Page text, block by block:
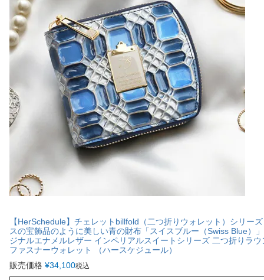
【HerSchedule】チェレットbillfold（二つ折りウォレット）シリー
スの宝飾品のように美しい青の財布「スイスブルー（Swiss Blue）
ジナルエナメルレザー インペリアルスイートシリーズ 二つ折りラウ
ファスナーウォレット （ハースケジュール）
販売価格 ¥34,100税込